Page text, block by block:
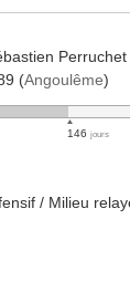
Perruchet
(Angoulême)
146 jours
/ Milieu